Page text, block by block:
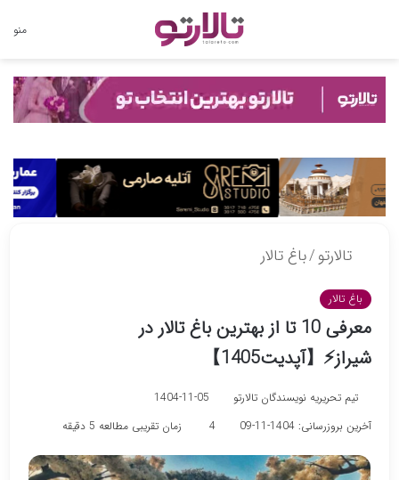
منو
تالارتو/باغ تالار
باغ تالار
معرفی 10 تا از بهترین باغ تالار در
شیراز⚡️【آپدیت1405】
تیم تحریریه نویسندگان تالارتو
1404-11-05
آخرین بروزرسانی: 1404-11-09
4 زمان تقریبی مطالعه 5 دقیقه